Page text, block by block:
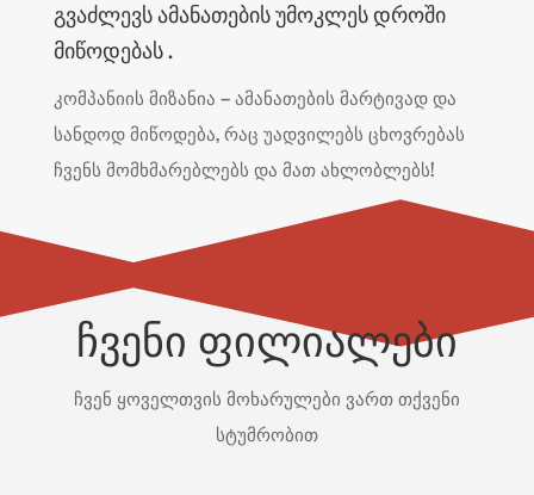
ᲒᲕᲐᲫᲚᲔᲕᲡ ᲐᲛᲐᲜᲐᲗᲔᲑᲘᲡ ᲣᲛᲝᲙᲚᲔᲡ ᲓᲠᲝᲨᲘ
ᲛᲘᲬᲝᲓᲔᲑᲐᲡ .
კომპანიის მიზანია – ამანათების მარტივად და
სანდოდ მიწოდება, რაც უადვილებს ცხოვრებას
ჩვენს მომხმარებლებს და მათ ახლობლებს!
ჩვენი ფილიალები
ჩვენ ყოველთვის მოხარულები ვართ თქვენი
სტუმრობით